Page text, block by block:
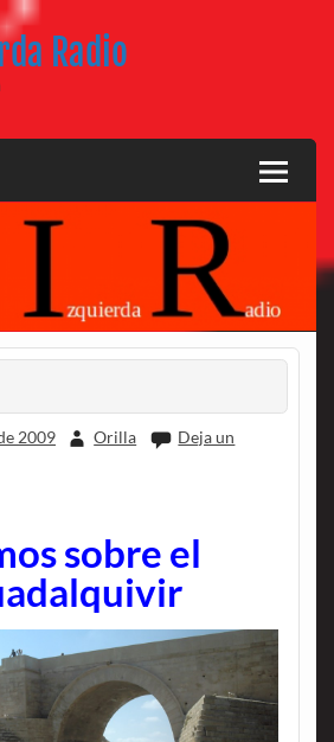
Radio
2009 Orilla
Deja un
sobre el